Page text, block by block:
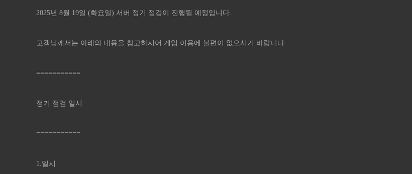
2025년 8월 19일 (화요일) 서버 정기 점검이 진행될 예정입니다.
고객님께서는 아래의 내용을 참고하시어 게임 이용에 불편이 없으시기 바랍니다.
===========
정기 점검 일시
===========
1.일시